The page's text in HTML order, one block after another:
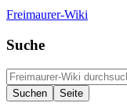
Freimaurer-Wiki
Suche